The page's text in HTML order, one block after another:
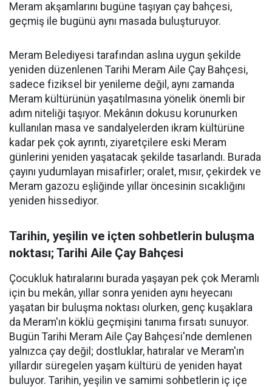
Meram akşamlarını bugüne taşıyan çay bahçesi,
geçmiş ile bugünü aynı masada buluşturuyor.
Meram Belediyesi tarafından aslına uygun şekilde
yeniden düzenlenen Tarihi Meram Aile Çay Bahçesi,
sadece fiziksel bir yenileme değil, aynı zamanda
Meram kültürünün yaşatılmasına yönelik önemli bir
adım niteliği taşıyor. Mekânın dokusu korunurken
kullanılan masa ve sandalyelerden ikram kültürüne
kadar pek çok ayrıntı, ziyaretçilere eski Meram
günlerini yeniden yaşatacak şekilde tasarlandı. Burada
çayını yudumlayan misafirler; oralet, mısır, çekirdek ve
Meram gazozu eşliğinde yıllar öncesinin sıcaklığını
yeniden hissediyor.
Tarihin, yeşilin ve içten sohbetlerin buluşma
noktası; Tarihi Aile Çay Bahçesi
Çocukluk hatıralarını burada yaşayan pek çok Meramlı
için bu mekân, yıllar sonra yeniden aynı heyecanı
yaşatan bir buluşma noktası olurken, genç kuşaklara
da Meram'ın köklü geçmişini tanıma fırsatı sunuyor.
Bugün Tarihi Meram Aile Çay Bahçesi'nde demlenen
yalnızca çay değil; dostluklar, hatıralar ve Meram'ın
yıllardır süregelen yaşam kültürü de yeniden hayat
buluyor. Tarihin, yeşilin ve samimi sohbetlerin iç içe